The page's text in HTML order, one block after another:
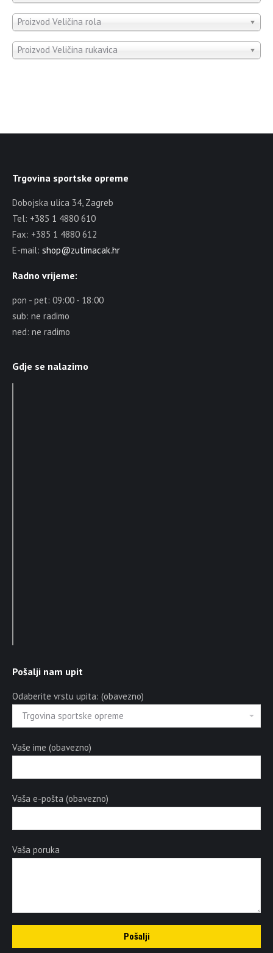
Proizvod Veličina rola
Proizvod Veličina rukavica
Trgovina sportske opreme
Dobojska ulica 34, Zagreb
Tel: +385 1 4880 610
Fax: +385 1 4880 612
E-mail: shop@zutimacak.hr
Radno vrijeme:
pon - pet: 09:00 - 18:00
sub: ne radimo
ned: ne radimo
Gdje se nalazimo
Pošalji nam upit
Odaberite vrstu upita: (obavezno)
Vaše ime (obavezno)
Vaša e-pošta (obavezno)
Vaša poruka